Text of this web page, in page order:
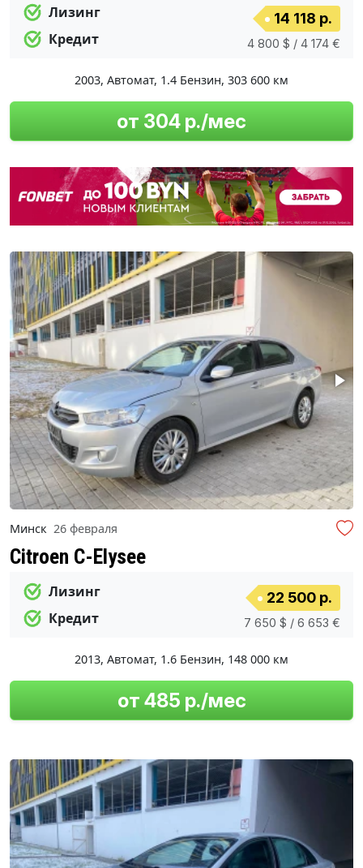
Лизинг
Кредит
14 118 р.
4 800 $ / 4 174 €
2003, Автомат, 1.4 Бензин, 303 600 км
от 304 р./мес
Минск 26 февраля
Citroen C-Elysee
Лизинг
Кредит
22 500 р.
7 650 $ / 6 653 €
2013, Автомат, 1.6 Бензин, 148 000 км
от 485 р./мес